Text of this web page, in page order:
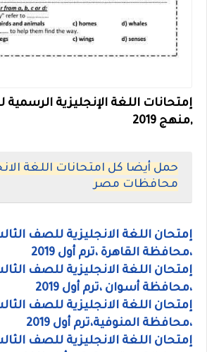
إمتحانات اللغة الإنجليزية الرسمية
,منهج 2019
حمل أيضا كل امتحانات اللغة
محافظات مصر
إمتحان اللغة الانجليزية للصف
،محافظة القاهرة ،ترم أول 2019
إمتحان اللغة الانجليزية للصف
،محافظة أسوان ،ترم أول 2019
إمتحان اللغة الانجليزية للصف
،محافظة المنوفية،ترم أول 2019
إمتحان اللغة الانجليزية للصف